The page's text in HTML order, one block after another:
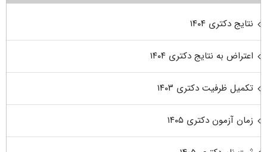
نتایج دکتری ۱۴۰۴
اعتراض به نتایج دکتری ۱۴۰۴
تکمیل ظرفیت دکتری ۱۴۰۳
زمان آزمون دکتری ۱۴۰۵